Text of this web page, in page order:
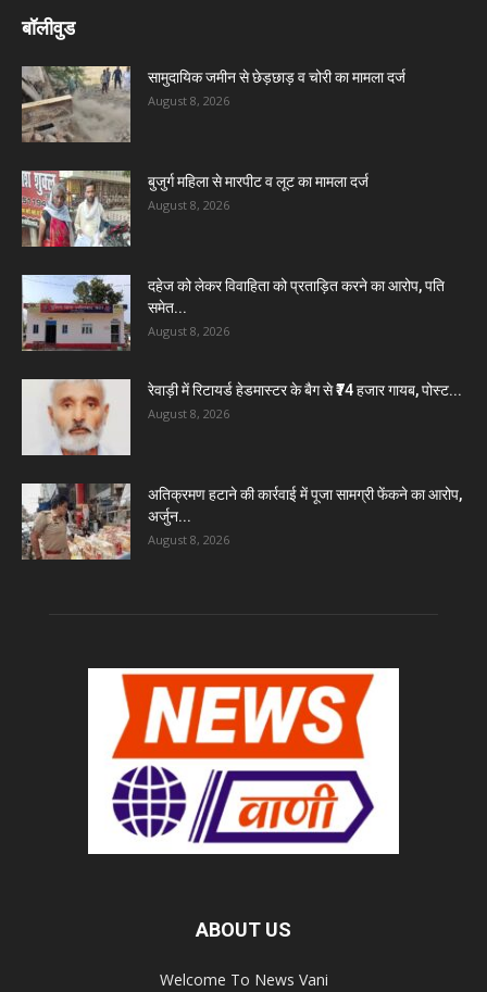
बॉलीवुड
सामुदायिक जमीन से छेड़छाड़ व चोरी का मामला दर्ज
August 8, 2026
बुजुर्ग महिला से मारपीट व लूट का मामला दर्ज
August 8, 2026
दहेज को लेकर विवाहिता को प्रताड़ित करने का आरोप, पति
समेत...
August 8, 2026
रेवाड़ी में रिटायर्ड हेडमास्टर के बैग से ₹74 हजार गायब, पोस्ट...
August 8, 2026
अतिक्रमण हटाने की कार्रवाई में पूजा सामग्री फेंकने का आरोप,
अर्जुन...
August 8, 2026
ABOUT US
Welcome To News Vani